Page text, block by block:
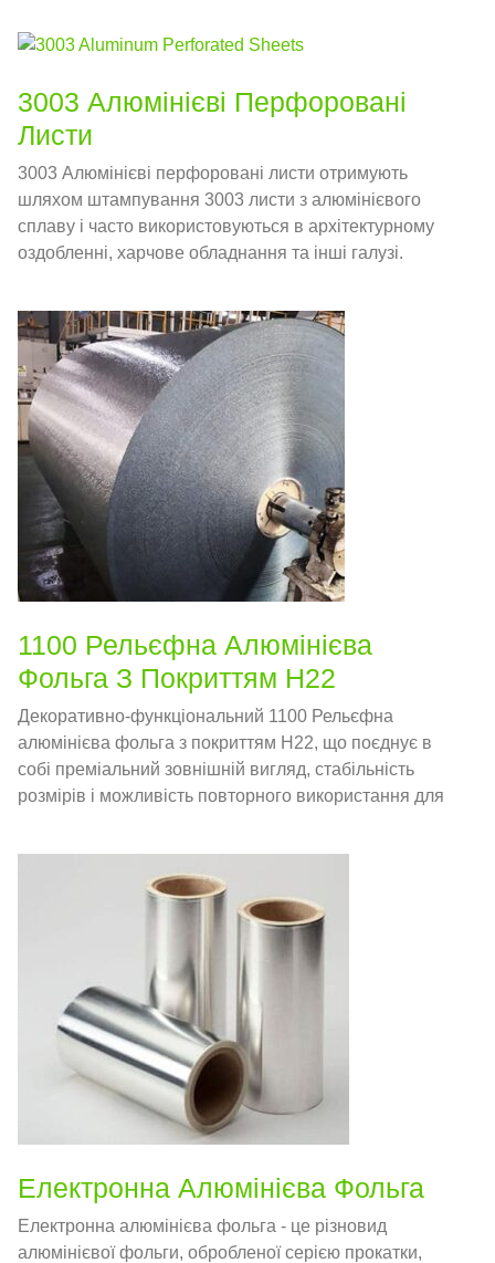
3003 Алюмінієві Перфоровані
Листи
3003 Алюмінієві перфоровані листи отримують
шляхом штампування 3003 листи з алюмінієвого
сплаву і часто використовуються в архітектурному
оздобленні, харчове обладнання та інші галузі.
1100 Рельєфна Алюмінієва
Фольга З Покриттям H22
Декоративно-функціональний 1100 Рельєфна
алюмінієва фольга з покриттям H22, що поєднує в
собі преміальний зовнішній вигляд, стабільність
розмірів і можливість повторного використання для
Електронна Алюмінієва Фольга
Електронна алюмінієва фольга - це різновид
алюмінієвої фольги, обробленої серією прокатки,